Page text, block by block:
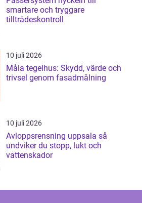
smartare och tryggare
tillträdeskontroll
10 juli 2026
Måla tegelhus: Skydd, värde och
trivsel genom fasadmålning
10 juli 2026
Avloppsrensning uppsala så
undviker du stopp, lukt och
vattenskador